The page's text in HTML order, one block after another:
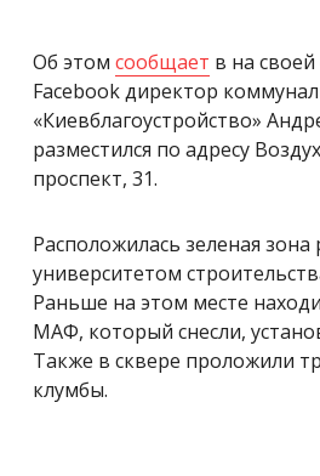
Об этом сообщает в на
Facebook директор
«Киевблагоустройство»
разместился по адресу
проспект, 31.
Расположилась зеленая
университетом
Раньше на этом месте
МАФ, который снесли,
Также в сквере проложили
клумбы.